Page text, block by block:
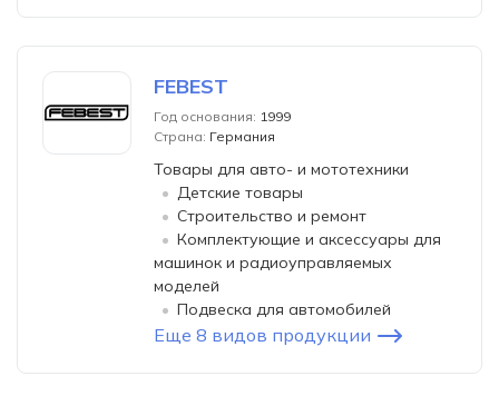
FEBEST
Год основания: 1999
Страна: Германия
Товары для авто- и мототехники
Детские товары
Строительство и ремонт
Комплектующие и аксессуары для
машинок и радиоуправляемых
моделей
Подвеска для автомобилей
Еще 8 видов продукции